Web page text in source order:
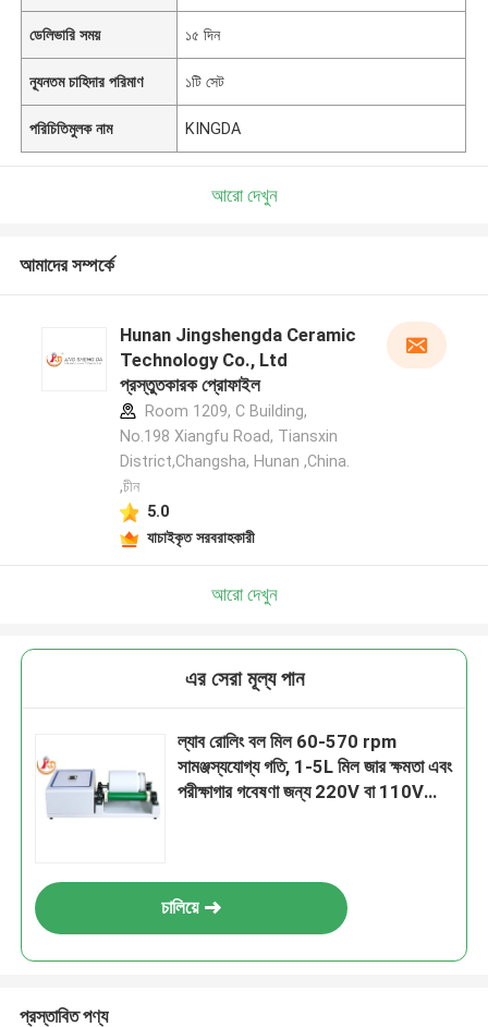
ডেলিভারি সময় ১৫ দিন
ন্যূনতম চাহিদার পরিমাণ ১টি সেট
পরিচিতিমুলক নাম KINGDA
আরো দেখুন
আমাদের সম্পর্কে
Hunan Jingshengda Ceramic
Technology Co., Ltd
প্রস্তুতকারক প্রোফাইল
Room 1209, C Building,
No.198 Xiangfu Road, Tiansxin
District,Changsha, Hunan ,China.
,চীন
5.0
যাচাইকৃত সরবরাহকারী
আরো দেখুন
এর সেরা মূল্য পান
ল্যাব রোলিং বল মিল 60-570 rpm
সামঞ্জস্যযোগ্য গতি, 1-5L মিল জার ক্ষমতা এবং
পরীক্ষাগার গবেষণা জন্য 220V বা 110V
চালিয়ে
প্রস্তাবিত পণ্য